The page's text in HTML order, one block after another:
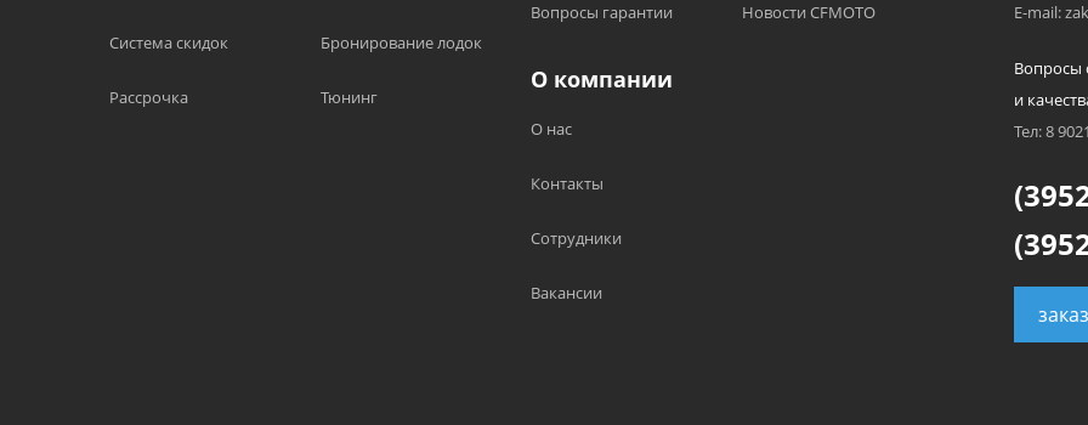
Система скидок
Рассрочка
Бронирование лодок
Тюнинг
Вопросы гарантии Новости CFMOTO
О компании
О нас
Контакты
Сотрудники
Вакансии
E-mail:
Вопросы
и
Тел: 8